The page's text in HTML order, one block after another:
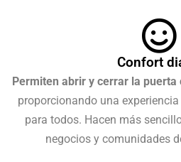
Confort
Permiten abrir y cerrar la puerta
proporcionando una
para todos. Hacen más
negocios y comunidades